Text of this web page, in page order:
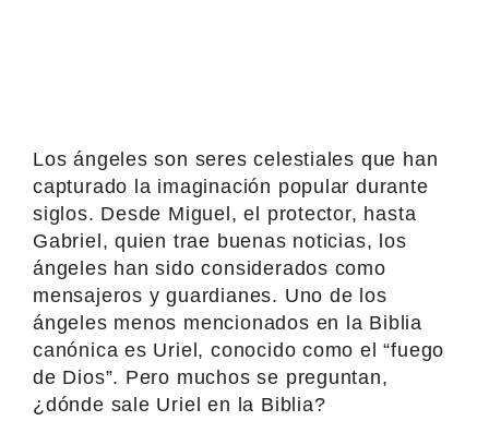
Los ángeles son seres celestiales que han
capturado la imaginación popular durante
siglos. Desde Miguel, el protector, hasta
Gabriel, quien trae buenas noticias, los
ángeles han sido considerados como
mensajeros y guardianes. Uno de los
ángeles menos mencionados en la Biblia
canónica es Uriel, conocido como el “fuego
de Dios”. Pero muchos se preguntan,
¿dónde sale Uriel en la Biblia?